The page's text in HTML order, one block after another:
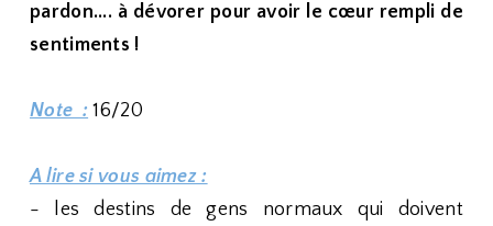
pardon.... à dévorer pour avoir le cœur rempli de
sentiments !
Note : 16/20
A lire si vous aimez :
- les destins de gens normaux qui doivent